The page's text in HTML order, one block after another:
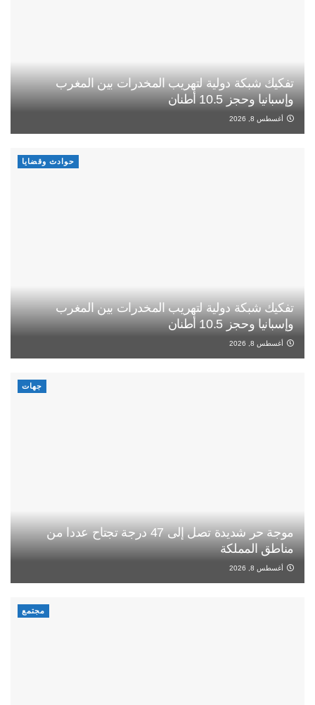
تفكيك شبكة دولية لتهريب المخدرات بين المغرب
وإسبانيا وحجز 10.5 أطنان
أغسطس 8, 2026
حوادث وقضايا
تفكيك شبكة دولية لتهريب المخدرات بين المغرب
وإسبانيا وحجز 10.5 أطنان
أغسطس 8, 2026
جهات
موجة حر شديدة تصل إلى 47 درجة تجتاح عددا من
مناطق المملكة
أغسطس 8, 2026
مجتمع